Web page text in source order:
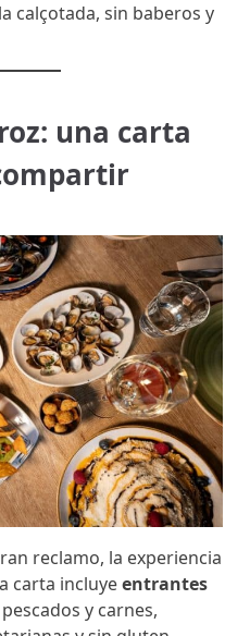
calçotada, sin baberos y
una carta
reclamo, la experiencia
carta incluyeentrantes
y carnes,